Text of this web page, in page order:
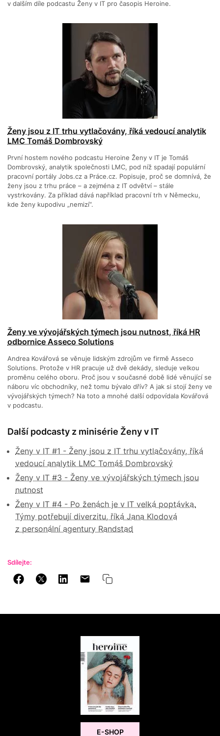
v dalším díle podcastu Ženy v IT pro časopis Heroine.
Ženy jsou z IT trhu vytlačovány, říká vedoucí analytik
LMC Tomáš Dombrovský
První hostem nového podcastu Heroine Ženy v IT je Tomáš
Dombrovský, analytik společnosti LMC, pod níž spadají populární
pracovní portály Jobs.cz a Práce.cz. Popisuje, proč se domnívá, že
ženy jsou z trhu práce –⁠ a zejména z IT odvětví –⁠ stále
vystrkovány. Za příklad dává například pracovní trh v Německu,
kde ženy kupodivu „nemizí“.
Ženy ve vývojářských týmech jsou nutnost, říká HR
odbornice Asseco Solutions
Andrea Kovářová se věnuje lidským zdrojům ve firmě Asseco
Solutions. Protože v HR pracuje už dvě dekády, sleduje velkou
proměnu celého oboru. Proč jsou v současné době lidé věnující se
náboru víc obchodníky, než tomu bývalo dřív? A jak si stojí ženy ve
vývojářských týmech? Na toto a mnohé další odpovídala Kovářová
v podcastu.
Další podcasty z minisérie Ženy v IT
Ženy v IT #1 - Ženy jsou z IT trhu vytlačovány, říká
vedoucí analytik LMC Tomáš Dombrovský
Ženy v IT #3 - Ženy ve vývojářských týmech jsou
nutnost
Ženy v IT #4 - Po ženách je v IT velká poptávka.
Týmy potřebují diverzitu, říká Jana Klodová
z personální agentury Randstad
Sdílejte:
E-SHOP